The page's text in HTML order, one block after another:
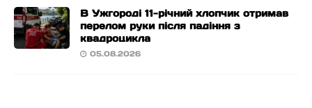
В Ужгороді 11-річний хлопчик отримав
перелом руки після падіння з
квадроцикла
05.08.2026